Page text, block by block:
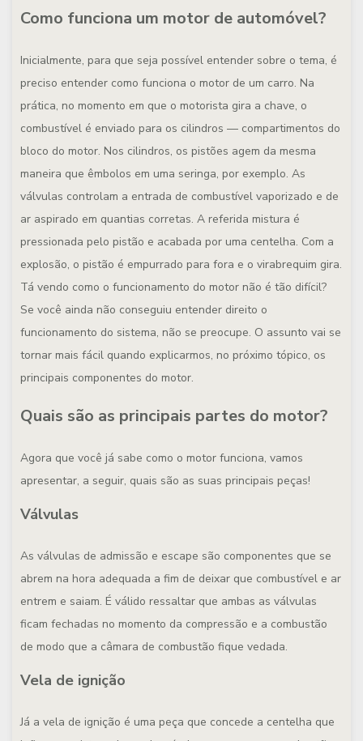
Como funciona um motor de automóvel?
Inicialmente, para que seja possível entender sobre o tema, é
preciso entender como funciona o motor de um carro. Na
prática, no momento em que o motorista gira a chave, o
combustível é enviado para os cilindros — compartimentos do
bloco do motor. Nos cilindros, os pistões agem da mesma
maneira que êmbolos em uma seringa, por exemplo. As
válvulas controlam a entrada de combustível vaporizado e de
ar aspirado em quantias corretas. A referida mistura é
pressionada pelo pistão e acabada por uma centelha. Com a
explosão, o pistão é empurrado para fora e o virabrequim gira.
Tá vendo como o funcionamento do motor não é tão difícil?
Se você ainda não conseguiu entender direito o
funcionamento do sistema, não se preocupe. O assunto vai se
tornar mais fácil quando explicarmos, no próximo tópico, os
principais componentes do motor.
Quais são as principais partes do motor?
Agora que você já sabe como o motor funciona, vamos
apresentar, a seguir, quais são as suas principais peças!
Válvulas
As válvulas de admissão e escape são componentes que se
abrem na hora adequada a fim de deixar que combustível e ar
entrem e saiam. É válido ressaltar que ambas as válvulas
ficam fechadas no momento da compressão e a combustão
de modo que a câmara de combustão fique vedada.
Vela de ignição
Já a vela de ignição é uma peça que concede a centelha que